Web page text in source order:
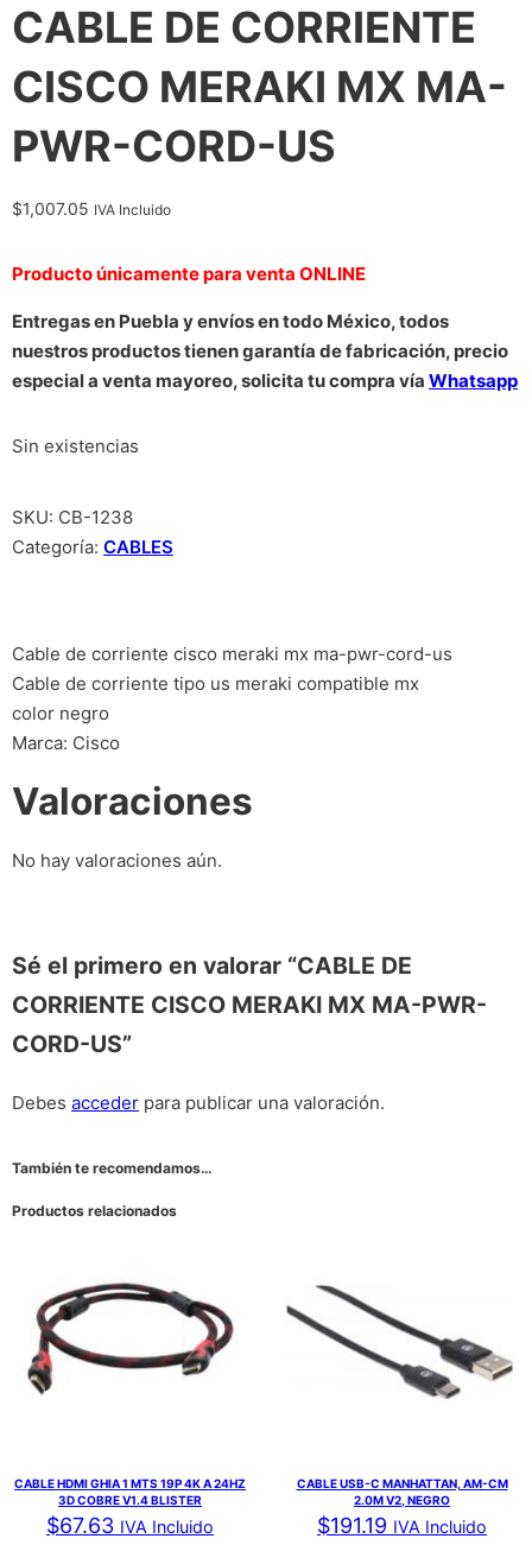
CABLE DE CORRIENTE
CISCO MERAKI MX MA-
PWR-CORD-US
$1,007.05 IVA Incluido
Producto únicamente para venta ONLINE
Entregas en Puebla y envíos en todo México, todos
nuestros productos tienen garantía de fabricación, precio
especial a venta mayoreo, solicita tu compra vía Whatsapp
Sin existencias
SKU: CB-1238
Categoría: CABLES
Cable de corriente cisco meraki mx ma-pwr-cord-us
Cable de corriente tipo us meraki compatible mx
color negro
Marca: Cisco
Valoraciones
No hay valoraciones aún.
Sé el primero en valorar “CABLE DE
CORRIENTE CISCO MERAKI MX MA-PWR-
CORD-US”
Debes acceder para publicar una valoración.
También te recomendamos…
Productos relacionados
CABLE HDMI GHIA 1 MTS 19P 4K A 24HZ
3D COBRE V1.4 BLISTER
$67.63 IVA Incluido
CABLE USB-C MANHATTAN, AM-CM
2.0M V2, NEGRO
$191.19 IVA Incluido